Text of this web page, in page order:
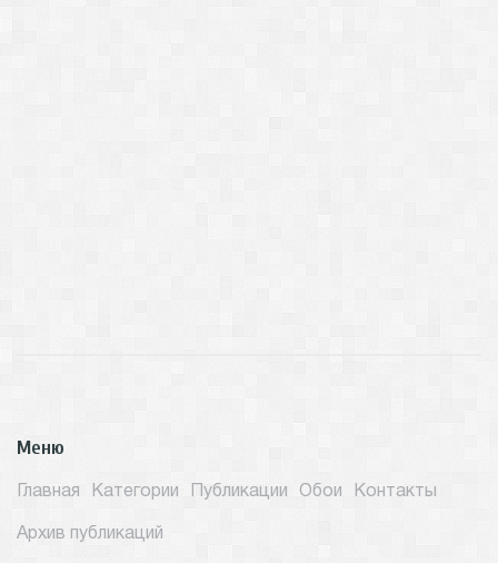
Меню
Главная Категории Публикации Обои Контакты
Архив публикаций